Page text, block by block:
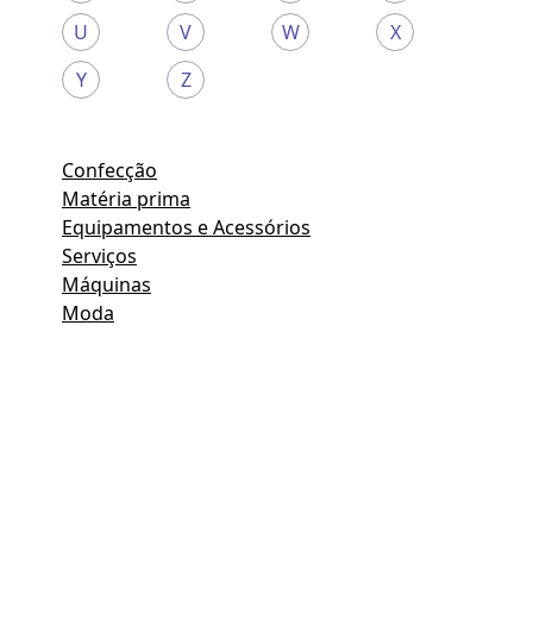
U
V W
X
Y
Z
Confecção
Matéria prima
Equipamentos e Acessórios
Serviços
Máquinas
Moda